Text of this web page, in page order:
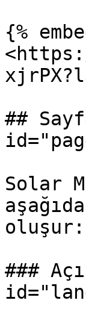
{%
##
Solar
oluşur:
###